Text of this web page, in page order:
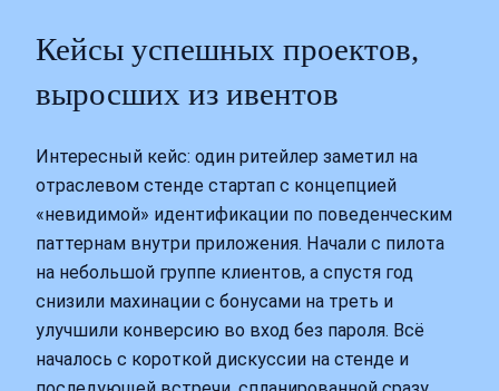
Кейсы успешных проектов,
выросших из ивентов
Интересный кейс: один ритейлер заметил на
отраслевом стенде стартап с концепцией
«невидимой» идентификации по поведенческим
паттернам внутри приложения. Начали с пилота
на небольшой группе клиентов, а спустя год
снизили махинации с бонусами на треть и
улучшили конверсию во вход без пароля. Всё
началось с короткой дискуссии на стенде и